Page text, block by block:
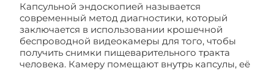
Капсульной эндоскопией называется
современный метод диагностики, который
заключается в использовании крошечной
беспроводной видеокамеры для того, чтобы
получить снимки пищеварительного тракта
человека. Камеру помещают внутрь капсулы, её